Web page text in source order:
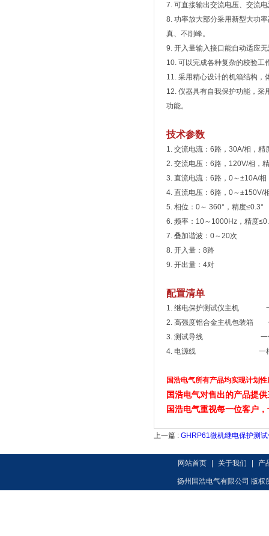
7. 可直接输出交流电压、交流
8. 功率放大部分采用新型大功
真、不削峰。
9. 开入量输入接口能自动适应
10. 可以完成各种复杂的校验工
11. 采用精心设计的机箱结构，
12. 仪器具有自我保护功能，采
功能。
技术参数
1. 交流电流：6路，30A/相，精
2. 交流电压：6路，120V/相，
3. 直流电流：6路，0～±10A/相
4. 直流电压：6路，0～±150V/
5. 相位：0～ 360°，精度≤0.3°
6. 频率：10～1000Hz，精度
7. 叠加谐波：0～20次
8. 开入量：8路
9. 开出量：4对
配置清单
1. 继电保护测试仪主机
2. 高强度铝合金主机包装箱
3. 测试导线 一
4. 电源线 一
国浩电气所有产品均实现计划
国浩电气对售出的产品提
国浩电气重视每一位客户
上一篇 : GHRP61微机继电保护测
网站首页 关于我们 产
扬州国浩电气有限公司 版权